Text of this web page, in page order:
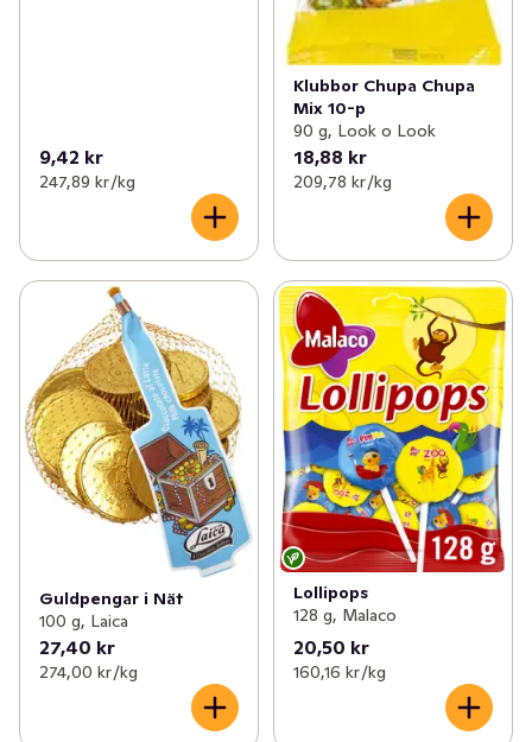
9,42 kr
247,89 kr /kg
Klubbor Chupa Chupa
Mix 10-p
90 g, Look o Look
18,88 kr
209,78 kr /kg
Guldpengar i Nät
100 g, Laica
27,40 kr
274,00 kr /kg
Lollipops
128 g, Malaco
20,50 kr
160,16 kr /kg